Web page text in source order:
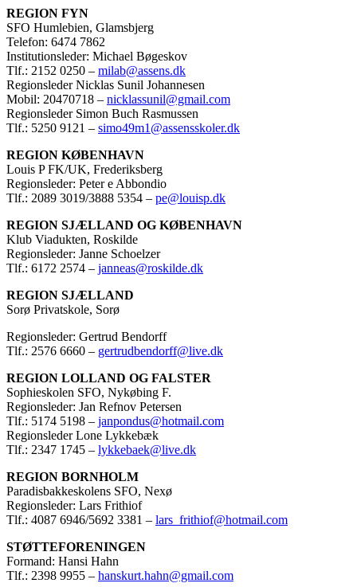
REGION FYN
SFO Humlebien, Glamsbjerg
Telefon: 6474 7862
Institutionsleder: Michael Bøgeskov
Tlf.: 2152 0250 – milab@assens.dk
Regionsleder Nicklas Sunil Johannesen
Mobil: 20470718 – nicklassunil@gmail.com
Regionsleder Simon Buch Rasmussen
Tlf.: 5250 9121 – simo49m1@assensskoler.dk
REGION KØBENHAVN
Louis P FK/UK, Frederiksberg
Regionsleder: Peter e Abbondio
Tlf.: 2089 3019/3888 5354 – pe@louisp.dk
REGION SJÆLLAND OG KØBENHAVN
Klub Viadukten, Roskilde
Regionsleder: Janne Schoelzer
Tlf.: 6172 2574 – janneas@roskilde.dk
REGION SJÆLLAND
Sorø Privatskole, Sorø
Regionsleder: Gertrud Bendorff
Tlf.: 2576 6660 – gertrudbendorff@live.dk
REGION LOLLAND OG FALSTER
Sophieskolen SFO, Nykøbing F.
Regionsleder: Jan Refnov Petersen
Tlf.: 5174 5198 – janpondus@hotmail.com
Regionsleder Lone Lykkebæk
Tlf.: 2347 1745 – lykkebaek@live.dk
REGION BORNHOLM
Paradisbakkeskolens SFO, Nexø
Regionsleder: Lars Frithiof
Tlf.: 4087 6946/5692 3381 – lars_frithiof@hotmail.com
STØTTEFORENINGEN
Formand: Hansi Hahn
Tlf.: 2398 9955 – hanskurt.hahn@gmail.com